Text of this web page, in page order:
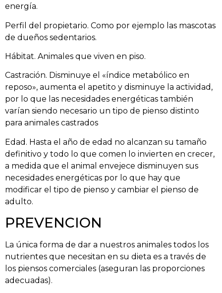
energía.
Perfil del propietario. Como por ejemplo las mascotas
de dueños sedentarios.
Hábitat. Animales que viven en piso.
Castración. Disminuye el «índice metabólico en
reposo», aumenta el apetito y disminuye la actividad,
por lo que las necesidades energéticas también
varían siendo necesario un tipo de pienso distinto
para animales castrados
Edad. Hasta el año de edad no alcanzan su tamaño
definitivo y todo lo que comen lo invierten en crecer,
a medida que el animal envejece disminuyen sus
necesidades energéticas por lo que hay que
modificar el tipo de pienso y cambiar el pienso de
adulto.
PREVENCION
La única forma de dar a nuestros animales todos los
nutrientes que necesitan en su dieta es a través de
los piensos comerciales (aseguran las proporciones
adecuadas).